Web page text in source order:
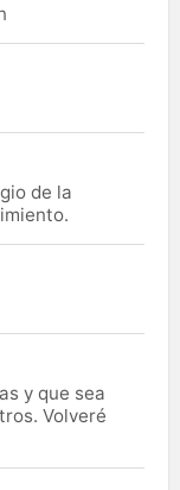
de la
y que sea
Volveré